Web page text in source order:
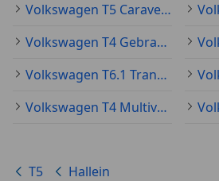
Volkswagen T5 Caravelle Gebraucht
Volkswagen T4 Gebraucht
Volkswagen T6.1 Transporter Gebraucht
Volkswagen T4 Multivan Gebraucht
T5 Hallein